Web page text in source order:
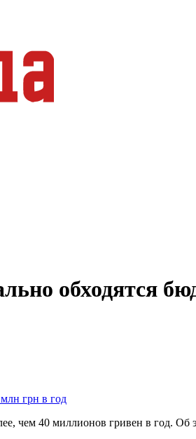
обходятся
чем 40 миллионов гривен в год. Об